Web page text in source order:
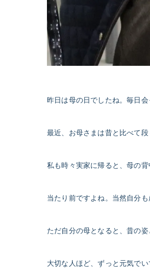
昨日は母の日でしたね。毎日
最近、お母さまは昔と比べて
私も時々実家に帰ると、母の
当たり前ですよね。当然自分
ただ自分の母となると、昔の
大切な人ほど、ずっと元気で